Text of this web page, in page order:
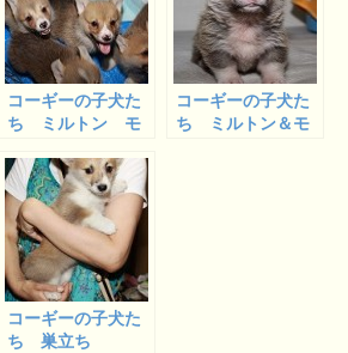
コーギーの子犬た
ち ミルトン モ
リーっ子たち
コーギーの子犬た
ち ミルトン＆モ
コーギーの子犬た
ち 巣立ち